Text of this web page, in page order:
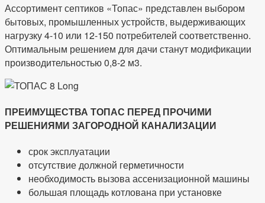
Ассортимент септиков «Топас» представлен выбором
бытовых, промышленных устройств, выдерживающих
нагрузку 4-10 или 12-150 потребителей соответственно.
Оптимальным решением для дачи станут модификации
производительностью 0,8-2 м3.
ПРЕИМУЩЕСТВА ТОПАС ПЕРЕД ПРОЧИМИ
РЕШЕНИЯМИ ЗАГОРОДНОЙ КАНАЛИЗАЦИИ
срок эксплуатации
отсутствие должной герметичности
необходимость вызова ассенизационной машины
большая площадь котлована при установке